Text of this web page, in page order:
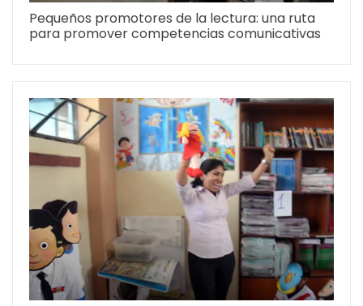
Pequeños promotores de la lectura: una ruta
para promover competencias comunicativas